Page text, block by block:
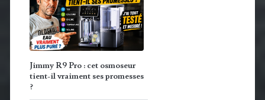
Jimmy R9 Pro : cet osmoseur
tient-il vraiment ses promesses
?